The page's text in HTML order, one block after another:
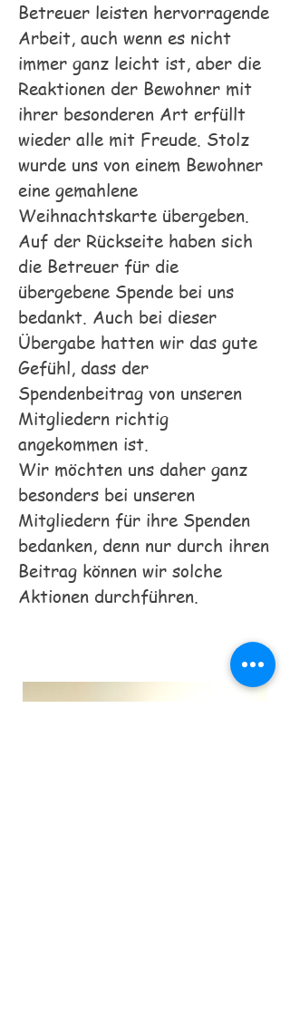
Betreuer leisten hervorragende
Arbeit, auch wenn es nicht
immer ganz leicht ist, aber die
Reaktionen der Bewohner mit
ihrer besonderen Art erfüllt
wieder alle mit Freude. Stolz
wurde uns von einem Bewohner
eine gemahlene
Weihnachtskarte übergeben.
Auf der Rückseite haben sich
die Betreuer für die
übergebene Spende bei uns
bedankt. Auch bei dieser
Übergabe hatten wir das gute
Gefühl, dass der
Spendenbeitrag von unseren
Mitgliedern richtig
angekommen ist.
Wir möchten uns daher ganz
besonders bei unseren
Mitgliedern für ihre Spenden
bedanken, denn nur durch ihren
Beitrag können wir solche
Aktionen durchführen.